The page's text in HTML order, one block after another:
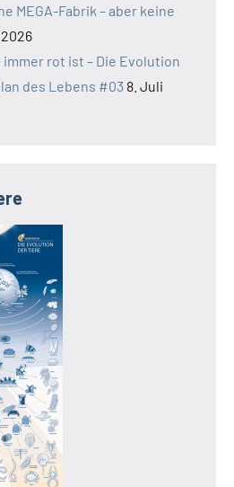
MEGA-Fabrik – aber keine
rot ist – Die Evolution
des Lebens #03 8. Juli